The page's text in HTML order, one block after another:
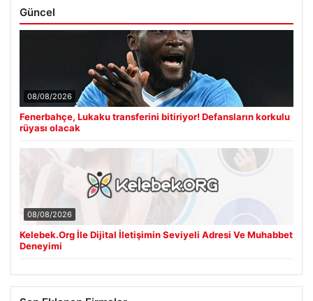
Güncel
08/08/2026
Fenerbahçe, Lukaku transferini bitiriyor! Defansların korkulu
rüyası olacak
08/08/2026
Kelebek.Org İle Dijital İletişimin Seviyeli Adresi Ve Muhabbet
Deneyimi